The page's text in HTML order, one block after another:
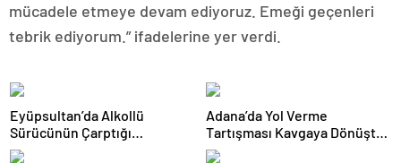
mücadele etmeye devam ediyoruz. Emeği geçenleri
tebrik ediyorum.” ifadelerine yer verdi.
Eyüpsultan’da Alkollü
Sürücünün Çarptığı
Motokurye Yaşamını Yitirdi:
Adana’da Yol Verme
Tartışması Kavgaya Dönüştü:
Testereyle Saldırı Kamerada